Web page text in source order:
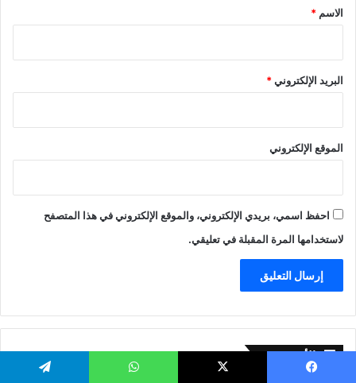
*
الاسم *
البريد الإلكتروني*
الموقع الإلكتروني
احفظ اسمي، بريدي الإلكتروني، والموقع الإلكتروني في هذا المتصفح
لاستخدامها المرة المقبلة في تعليقي.
الأرشيف الأرشيف